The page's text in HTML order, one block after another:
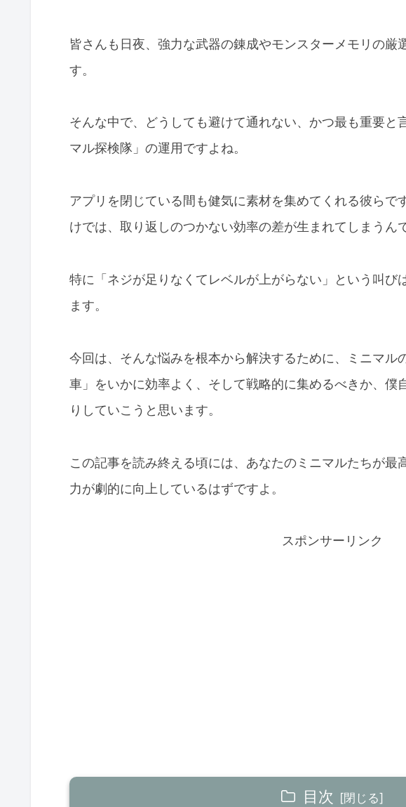
皆さんも日夜、強力な武器の錬成やモンスターメモリの厳
す。
そんな中で、どうしても避けて通れない、かつ最も重要と
マル探検隊」の運用ですよね。
アプリを閉じている間も健気に素材を集めてくれる彼らで
けでは、取り返しのつかない効率の差が生まれてしまうん
特に「ネジが足りなくてレベルが上がらない」という叫び
ます。
今回は、そんな悩みを根本から解決するために、ミニマル
車」をいかに効率よく、そして戦略的に集めるべきか、僕
りしていこうと思います。
この記事を読み終える頃には、あなたのミニマルたちが最
力が劇的に向上しているはずですよ。
スポンサーリンク
目次